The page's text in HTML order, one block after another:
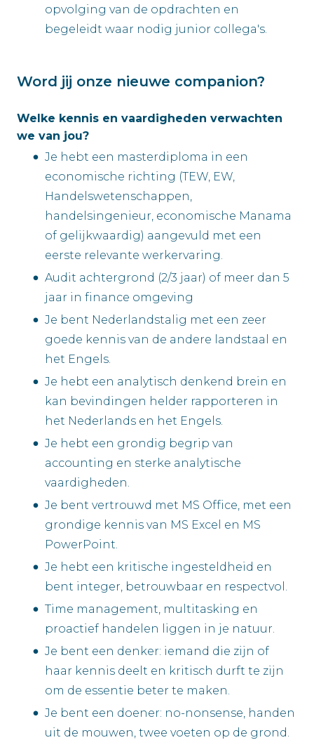
opvolging van de opdrachten en
begeleidt waar nodig junior collega's.
Word jij onze nieuwe companion?
Welke kennis en vaardigheden verwachten
we van jou?
Je hebt een masterdiploma in een
economische richting (TEW, EW,
Handelswetenschappen,
handelsingenieur, economische Manama
of gelijkwaardig) aangevuld met een
eerste relevante werkervaring.
Audit achtergrond (2/3 jaar) of meer dan 5
jaar in finance omgeving
Je bent Nederlandstalig met een zeer
goede kennis van de andere landstaal en
het Engels.
Je hebt een analytisch denkend brein en
kan bevindingen helder rapporteren in
het Nederlands en het Engels.
Je hebt een grondig begrip van
accounting en sterke analytische
vaardigheden.
Je bent vertrouwd met MS Office, met een
grondige kennis van MS Excel en MS
PowerPoint.
Je hebt een kritische ingesteldheid en
bent integer, betrouwbaar en respectvol.
Time management, multitasking en
proactief handelen liggen in je natuur.
Je bent een denker: iemand die zijn of
haar kennis deelt en kritisch durft te zijn
om de essentie beter te maken.
Je bent een doener: no-nonsense, handen
uit de mouwen, twee voeten op de grond.